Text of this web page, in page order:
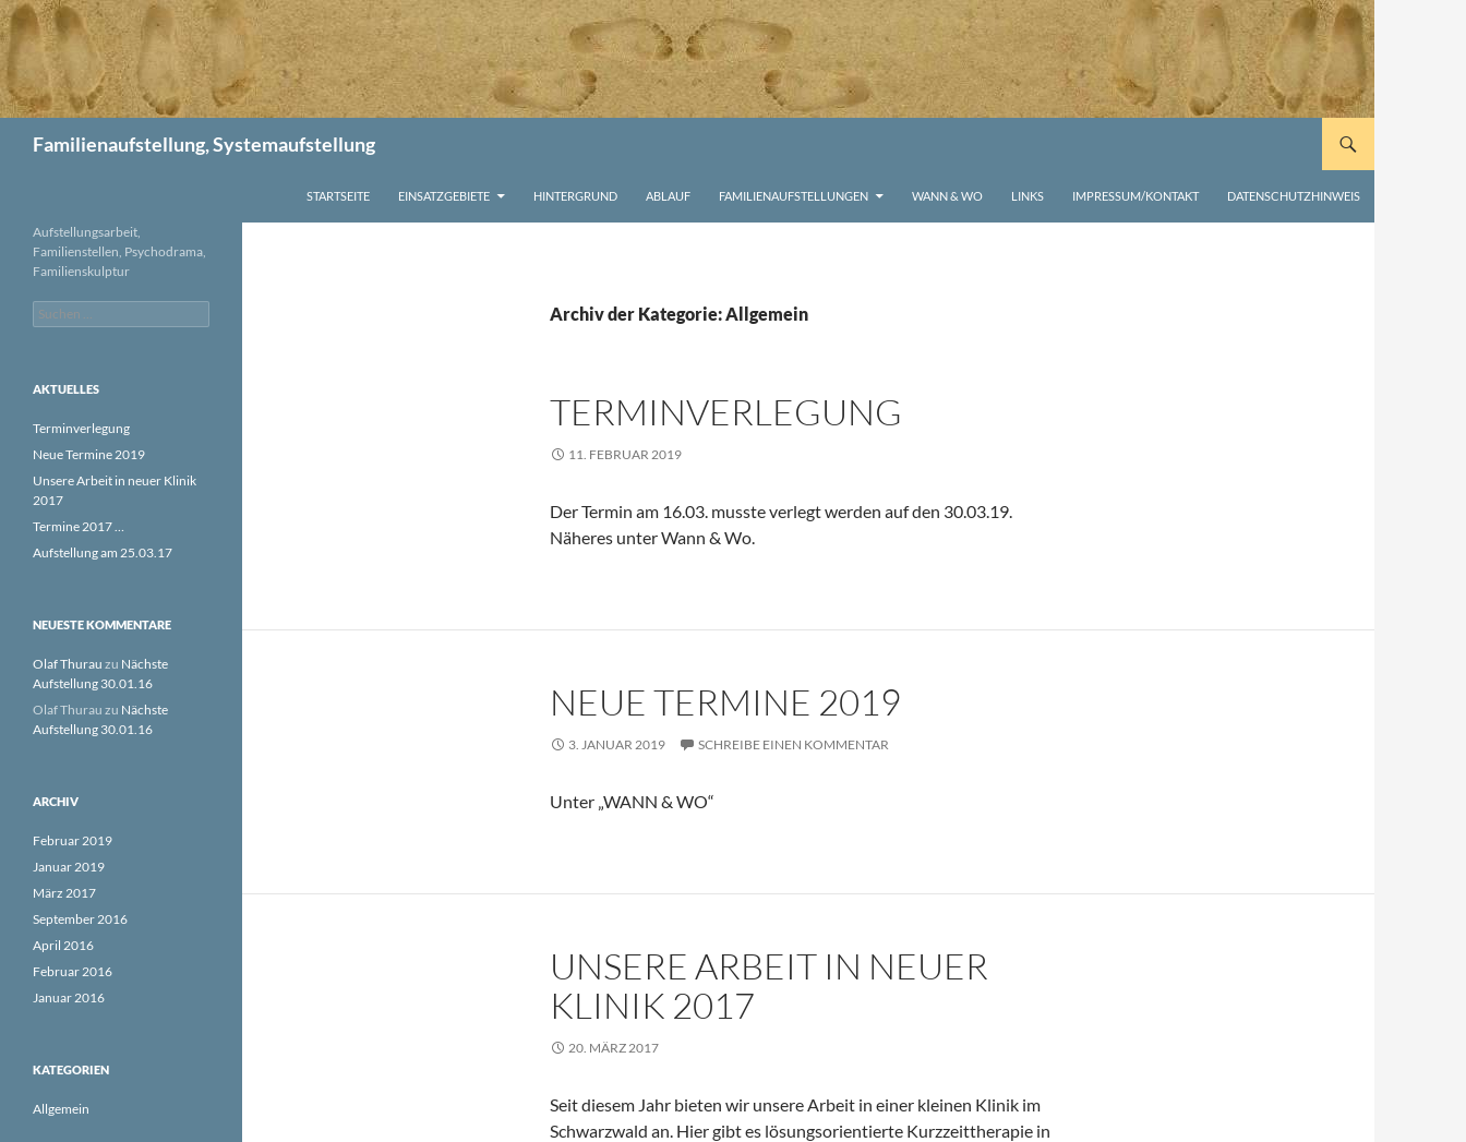
Familienaufstellung, Systemaufstellung
STARTSEITE
EINSATZGEBIETE HINTERGRUND ABLAUF FAMILIENAUFSTELLUNGEN WANN & WO LINKS IMPRESSUM/KONTAKT DATENSCHUTZHINWEIS
Archiv der Kategorie: Allgemein
TERMINVERLEGUNG
11. FEBRUAR 2019
Der Termin am 16.03. musste verlegt werden auf den 30.03.19.
Näheres unter Wann & Wo.
NEUE TERMINE 2019
3. JANUAR 2019 SCHREIBE EINEN KOMMENTAR
Unter „WANN & WO“
UNSERE ARBEIT IN NEUER
KLINIK 2017
20. MÄRZ 2017
Seit diesem Jahr bieten wir unsere Arbeit in einer kleinen Klinik im
Schwarzwald an. Hier gibt es lösungsorientierte Kurzzeittherapie in
Aufstellungsarbeit,
Familienstellen, Psychodrama,
Familienskulptur
Suchen
nach:
AKTUELLES
Terminverlegung
Neue Termine 2019
Unsere Arbeit in neuer Klinik
2017
Termine 2017 …
Aufstellung am 25.03.17
NEUESTE KOMMENTARE
Olaf Thurau zu Nächste
Aufstellung 30.01.16
Olaf Thurau zu Nächste
Aufstellung 30.01.16
ARCHIV
Februar 2019
Januar 2019
März 2017
September 2016
April 2016
Februar 2016
Januar 2016
KATEGORIEN
Allgemein